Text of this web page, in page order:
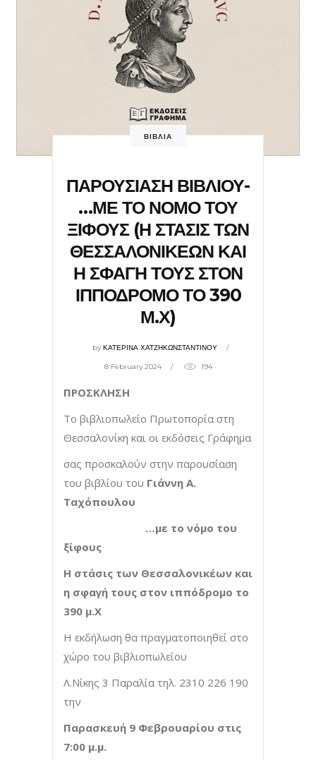
ΒΙΒΛΙΑ
ΠΑΡΟΥΣΙΑΣΗ ΒΙΒΛΙΟΥ-
…ΜΕ ΤΟ ΝΟΜΟ ΤΟΥ
ΞΙΦΟΥΣ (Η ΣΤΑΣΙΣ ΤΩΝ
ΘΕΣΣΑΛΟΝΙΚΕΩΝ ΚΑΙ
Η ΣΦΑΓΗ ΤΟΥΣ ΣΤΟΝ
ΙΠΠΟΔΡΟΜΟ ΤΟ 390
Μ.Χ)
byΚΑΤΕΡΙΝΑ ΧΑΤΖΗΚΩΝΣΤΑΝΤΙΝΟΥ
8 February 2024 194
ΠΡΟΣΚΛΗΣΗ
Το βιβλιοπωλείο Πρωτοπορία στη
Θεσσαλονίκη και οι εκδόσεις Γράφημα
σας προσκαλούν στην παρουσίαση
του βιβλίου του Γιάννη Α.
Ταχόπουλου
…με το νόμο του
ξίφους
Η στάσις των Θεσσαλονικέων και
η σφαγή τους στον ιππόδρομο το
390 μ.Χ
Η εκδήλωση θα πραγματοποιηθεί στο
χώρο του βιβλιοπωλείου
Λ.Νίκης 3 Παραλία τηλ. 2310 226 190
την
Παρασκευή 9 Φεβρουαρίου στις
7:00 μ.μ.